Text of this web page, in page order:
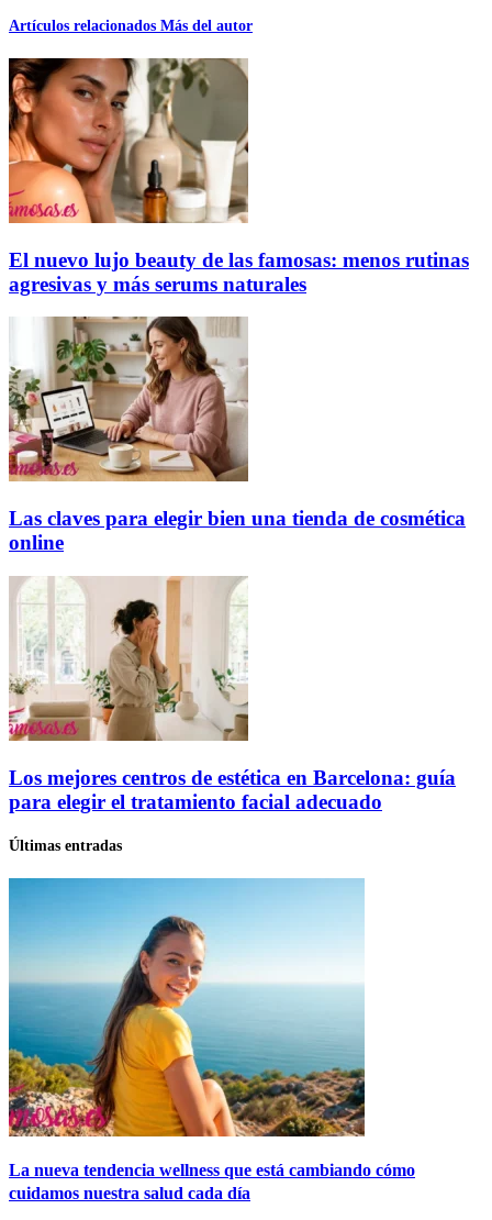
Artículos relacionados Más del autor
El nuevo lujo beauty de las famosas: menos rutinas
agresivas y más serums naturales
Las claves para elegir bien una tienda de cosmética
online
Los mejores centros de estética en Barcelona: guía
para elegir el tratamiento facial adecuado
Últimas entradas
La nueva tendencia wellness que está cambiando cómo
cuidamos nuestra salud cada día